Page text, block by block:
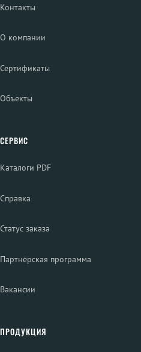
Контакты
О компании
Сертификаты
Объекты
СЕРВИС
Каталоги PDF
Справка
Статус заказа
Партнёрская программа
Вакансии
ПРОДУКЦИЯ